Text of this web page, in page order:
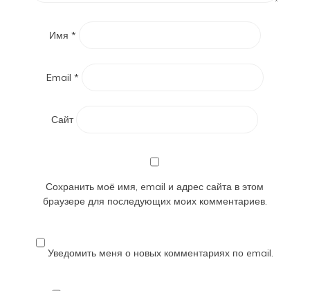
Имя *
Email *
Сайт
Сохранить моё имя, email и адрес сайта в этом
браузере для последующих моих комментариев.
Уведомить меня о новых комментариях по email.